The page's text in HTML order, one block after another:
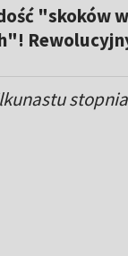
"skoków w